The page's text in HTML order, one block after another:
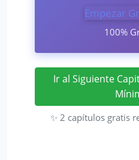
Empezar
100%
Ir al Siguiente
✨ 2 capítulos gratis